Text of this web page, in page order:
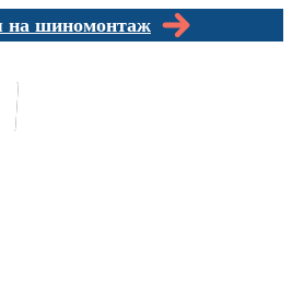
на шиномонтаж